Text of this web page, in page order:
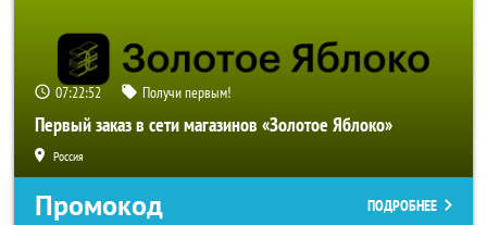
07:22:51 Получи первым!
Первый заказ в сети магазинов «Золотое Яблоко»
Россия
Промокод ПОДРОБНЕЕ